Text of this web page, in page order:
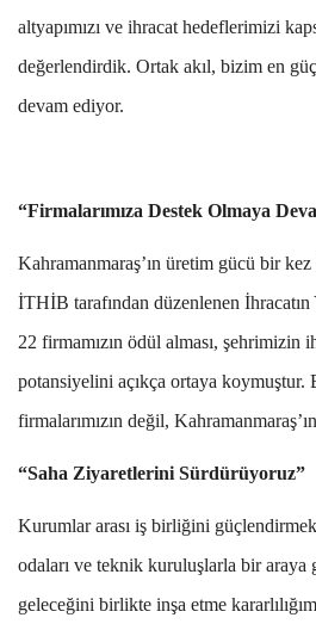
altyapımızı ve ihracat hedeflerimizi
değerlendirdik. Ortak akıl, bizim en
devam ediyor.
“Firmalarımıza Destek Olmaya
Kahramanmaraş’ın üretim gücü bir
İTHİB tarafından düzenlenen İhracatın
22 firmamızın ödül alması, şehrimizin
potansiyelini açıkça ortaya koymuştur.
firmalarımızın değil, Kahramanmaraş’ın
“Saha Ziyaretlerini Sürdürüyoruz”
Kurumlar arası iş birliğini güçlendirmek
odaları ve teknik kuruluşlarla bir araya
geleceğini birlikte inşa etme